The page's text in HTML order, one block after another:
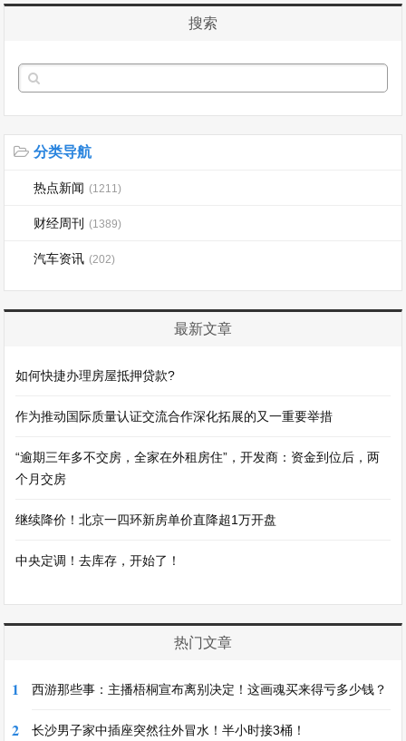
搜索
分类导航
热点新闻 (1211)
财经周刊 (1389)
汽车资讯 (202)
最新文章
如何快捷办理房屋抵押贷款?
作为推动国际质量认证交流合作深化拓展的又一重要举措
“逾期三年多不交房，全家在外租房住”，开发商：资金到位后，两
个月交房
继续降价！北京一四环新房单价直降超1万开盘
中央定调！去库存，开始了！
热门文章
1 西游那些事：主播梧桐宣布离别决定！这画魂买来得亏多少钱？
2 长沙男子家中插座突然往外冒水！半小时接3桶！